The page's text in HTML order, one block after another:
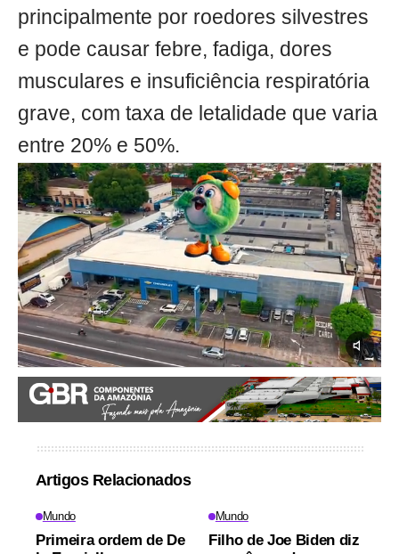
principalmente por roedores silvestres
e pode causar febre, fadiga, dores
musculares e insuficiência respiratória
grave, com taxa de letalidade que varia
entre 20% e 50%.
Artigos Relacionados
Mundo
Primeira ordem de De
Mundo
Filho de Joe Biden diz